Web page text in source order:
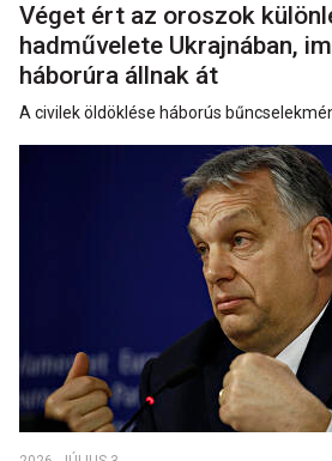
Véget ért az oroszok
hadművelete Ukrajnában,
háborúra állnak át
A civilek öldöklése háborús